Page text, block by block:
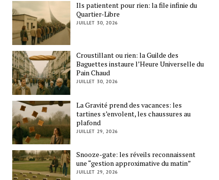
Ils patientent pour rien: la file infinie du
Quartier-Libre
JUILLET 30, 2026
Croustillant ou rien: la Guilde des
Baguettes instaure l’Heure Universelle du
Pain Chaud
JUILLET 30, 2026
La Gravité prend des vacances: les
tartines s’envolent, les chaussures au
plafond
JUILLET 29, 2026
Snooze-gate: les réveils reconnaissent
une “gestion approximative du matin”
JUILLET 29, 2026